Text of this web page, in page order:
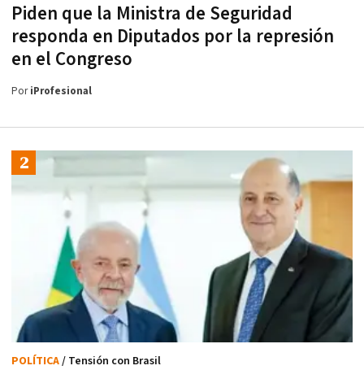
Piden que la Ministra de Seguridad
responda en Diputados por la represión
en el Congreso
PoriProfesional
POLÍTICA/ Tensión con Brasil